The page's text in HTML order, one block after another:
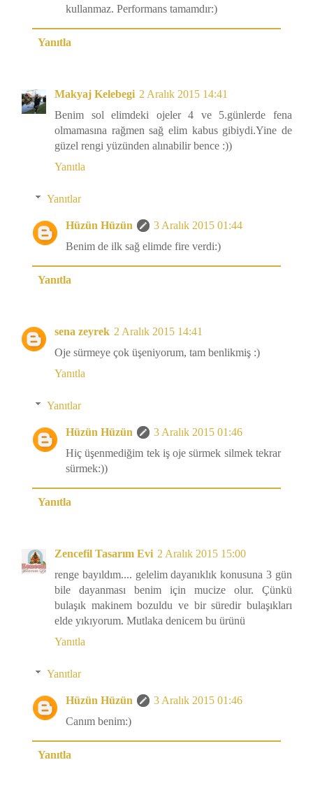
kullanmaz. Performans tamamdır:)
Yanıtla
Makyaj Kelebegi 2 Aralık 2015 14:41
Benim sol elimdeki ojeler 4 ve 5.günlerde fena
olmamasına rağmen sağ elim kabus gibiydi.Yine de
güzel rengi yüzünden alınabilir bence :))
Yanıtla
Yanıtlar
Hüzün Hüzün
3 Aralık 2015 01:44
Benim de ilk sağ elimde fire verdi:)
Yanıtla
sena zeyrek 2 Aralık 2015 14:41
Oje sürmeye çok üşeniyorum, tam benlikmiş :)
Yanıtla
Yanıtlar
Hüzün Hüzün
3 Aralık 2015 01:46
Hiç üşenmediğim tek iş oje sürmek silmek tekrar
sürmek:))
Yanıtla
Zencefil Tasarım Evi 2 Aralık 2015 15:00
renge bayıldım.... gelelim dayanıklık konusuna 3 gün
bile dayanması benim için mucize olur. Çünkü
bulaşık makinem bozuldu ve bir süredir bulaşıkları
elde yıkıyorum. Mutlaka denicem bu ürünü
Yanıtla
Yanıtlar
Hüzün Hüzün
3 Aralık 2015 01:46
Canım benim:)
Yanıtla